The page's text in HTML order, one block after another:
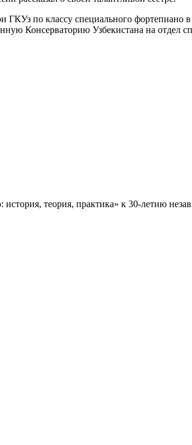
по классу специального фортепиано в
Консерваторию Узбекистана на отдел
теория, практика» к 30-летию